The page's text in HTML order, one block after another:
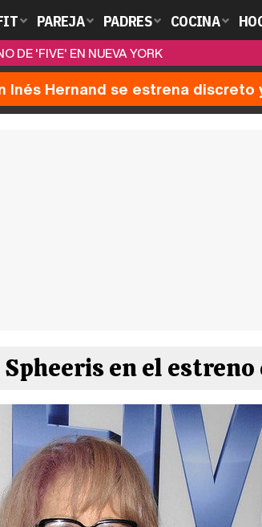
PAREJA PADRES COCINA
DE 'FIVE' EN NUEVA YORK
Inés Hernand se estrena
en el